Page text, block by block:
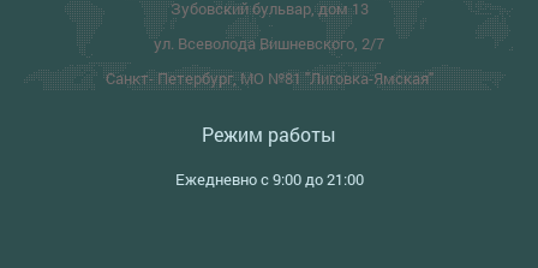
Зубовский бульвар, дом 13
ул. Всеволода Вишневского, 2/7
Санкт- Петербург, МО №81 "Лиговка-Ямская"
Режим работы
Ежедневно с 9:00 до 21:00